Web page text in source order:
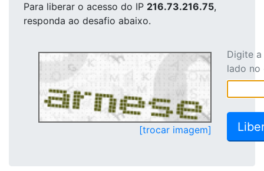
Para liberar o acesso do IP 216.73.216.75,
responda ao desafio abaixo.
[trocar imagem]
Digite
lado no